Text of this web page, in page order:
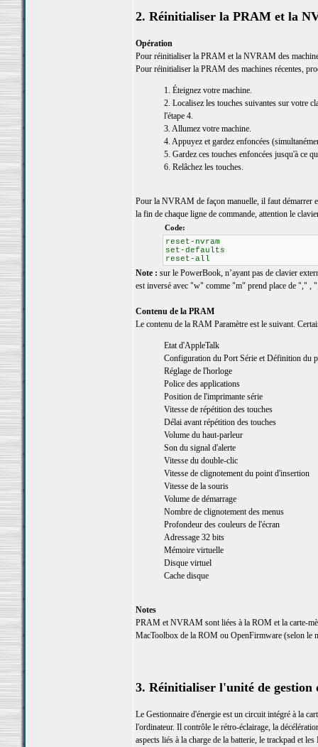
2. Réinitialiser la PRAM et la
Opération
Pour réinitialiser la PRAM et la NVRAM des
Pour réinitialiser la PRAM des machines récentes,
1. Éteignez votre machine.
2. Localisez les touches suivantes sur votre
l'étape 4.
3. Allumez votre machine.
4. Appuyez et gardez enfoncées
5. Gardez ces touches enfoncées jusqu'à ce
6. Relâchez les touches.
Pour la NVRAM de façon manuelle, il faut démarrer
la fin de chaque ligne de commande, attention le
Code:
reset-nvram
set-defaults
reset-all
Note : sur le PowerBook, n’ayant pas de clavier
est inversé avec "w" comme "m" prend place de ","
Contenu de la PRAM
Le contenu de la RAM Paramètre est le suivant.
Etat d'AppleTalk
Configuration du Port Série et Définition du
Réglage de l'horloge
Police des applications
Position de l'imprimante série
Vitesse de répétition des touches
Délai avant répétition des touches
Volume du haut-parleur
Son du signal d'alerte
Vitesse du double-clic
Vitesse de clignotement du point d'insertion
Vitesse de la souris
Volume de démarrage
Nombre de clignotement des menus
Profondeur des couleurs de l'écran
Adressage 32 bits
Mémoire virtuelle
Disque virtuel
Cache disque
Notes
PRAM et NVRAM sont liées à la ROM et la carte-
MacToolbox de la ROM ou OpenFirmware (selon le
3. Réinitialiser l'unité de gestion
Le Gestionnaire d'énergie est un circuit intégré à la
l'ordinateur. Il contrôle le rétro-éclairage, la
aspects liés à la charge de la batterie, le trackpad et